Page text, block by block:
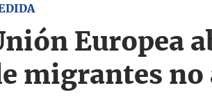
Europea
migrantes no